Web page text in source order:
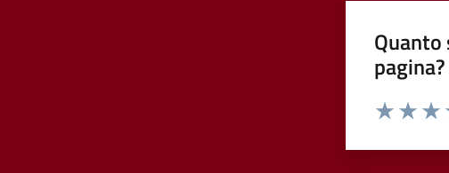
pagina?
Valuta da 1 a